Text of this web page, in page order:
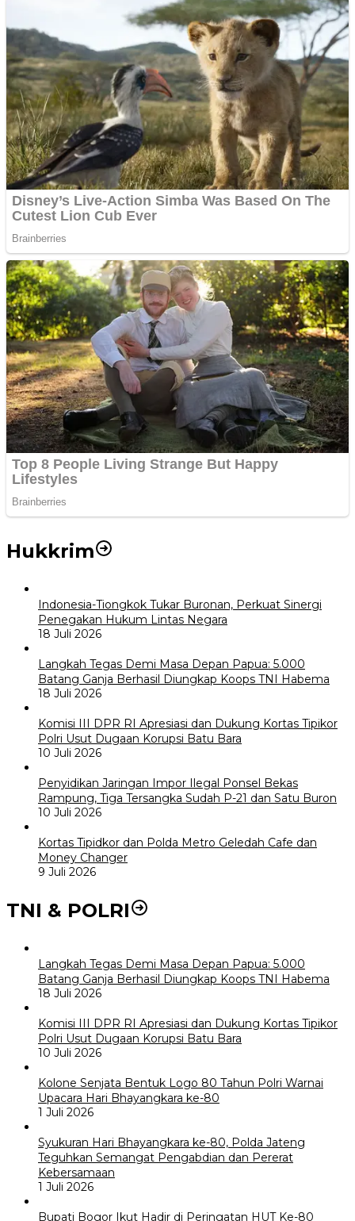
Hukkrim
Indonesia-Tiongkok Tukar Buronan, Perkuat Sinergi
Penegakan Hukum Lintas Negara
18 Juli 2026
Langkah Tegas Demi Masa Depan Papua: 5.000
Batang Ganja Berhasil Diungkap Koops TNI Habema
18 Juli 2026
Komisi III DPR RI Apresiasi dan Dukung Kortas Tipikor
Polri Usut Dugaan Korupsi Batu Bara
10 Juli 2026
Penyidikan Jaringan Impor Ilegal Ponsel Bekas
Rampung, Tiga Tersangka Sudah P-21 dan Satu Buron
10 Juli 2026
Kortas Tipidkor dan Polda Metro Geledah Cafe dan
Money Changer
9 Juli 2026
TNI & POLRI
Langkah Tegas Demi Masa Depan Papua: 5.000
Batang Ganja Berhasil Diungkap Koops TNI Habema
18 Juli 2026
Komisi III DPR RI Apresiasi dan Dukung Kortas Tipikor
Polri Usut Dugaan Korupsi Batu Bara
10 Juli 2026
Kolone Senjata Bentuk Logo 80 Tahun Polri Warnai
Upacara Hari Bhayangkara ke-80
1 Juli 2026
Syukuran Hari Bhayangkara ke-80, Polda Jateng
Teguhkan Semangat Pengabdian dan Pererat
Kebersamaan
1 Juli 2026
Bupati Bogor Ikut Hadir di Peringatan HUT Ke-80